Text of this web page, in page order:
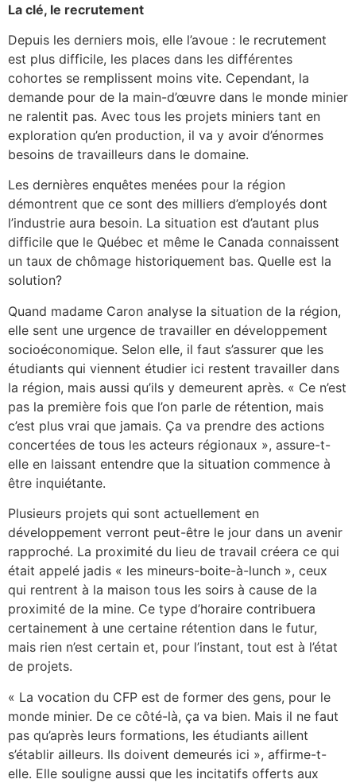
La clé, le recrutement
Depuis les derniers mois, elle l’avoue : le recrutement
est plus difficile, les places dans les différentes
cohortes se remplissent moins vite. Cependant, la
demande pour de la main-d’œuvre dans le monde minier
ne ralentit pas. Avec tous les projets miniers tant en
exploration qu’en production, il va y avoir d’énormes
besoins de travailleurs dans le domaine.
Les dernières enquêtes menées pour la région
démontrent que ce sont des milliers d’employés dont
l’industrie aura besoin. La situation est d’autant plus
difficile que le Québec et même le Canada connaissent
un taux de chômage historiquement bas. Quelle est la
solution?
Quand madame Caron analyse la situation de la région,
elle sent une urgence de travailler en développement
socioéconomique. Selon elle, il faut s’assurer que les
étudiants qui viennent étudier ici restent travailler dans
la région, mais aussi qu’ils y demeurent après. « Ce n’est
pas la première fois que l’on parle de rétention, mais
c’est plus vrai que jamais. Ça va prendre des actions
concertées de tous les acteurs régionaux », assure-t-
elle en laissant entendre que la situation commence à
être inquiétante.
Plusieurs projets qui sont actuellement en
développement verront peut-être le jour dans un avenir
rapproché. La proximité du lieu de travail créera ce qui
était appelé jadis « les mineurs-boite-à-lunch », ceux
qui rentrent à la maison tous les soirs à cause de la
proximité de la mine. Ce type d’horaire contribuera
certainement à une certaine rétention dans le futur,
mais rien n’est certain et, pour l’instant, tout est à l’état
de projets.
« La vocation du CFP est de former des gens, pour le
monde minier. De ce côté-là, ça va bien. Mais il ne faut
pas qu’après leurs formations, les étudiants aillent
s’établir ailleurs. Ils doivent demeurés ici », affirme-t-
elle. Elle souligne aussi que les incitatifs offerts aux